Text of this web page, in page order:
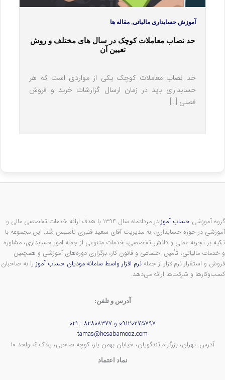
آموزش حسابداری مالیاتی,مقاله ها
حد نصاب معاملات کوچک در سال های مختلف و روش
تعیین آن
حد نصاب معاملات کوچک یکی از مواردی است که هر
حسابداری باید در زمان ارسال گزارشات خرید و فروش
فصلی […]
گروه آموزشی حساب آموز
در مردادماه سال ۱۳۹۴ با هدف ارائه خدمات تخصصی مالی و
آموزشی در حوزه حسابداری، به مدیریت آقای سعید قنبری تأسیس شد. این مجموعه با
تکیه بر تجربه عملی و دانش تخصصی، خدمات متنوعی از جمله امور حسابداری، مشاوره
و خدمات مالیاتی، تأمین اجتماعی و قانون کار، برگزاری دوره‌های آموزشی و همچنین
فروش و استقرار نرم‌افزار از جمله نرم افزار واسط سامانه مودیان حساب آموز را به صاحبان
کسب‌وکارها و شرکت‌ها ارائه می‌دهد.
آدرس و تلفن:
۰۹۱۲۰۲۷۵۷۹۷ و ۸۲۸۰۸۳۷۷ - ۰۲۱
tamas@hesabamooz.com
آدرس: تهران، بزرگراه تندگویان، خیابان بهمن یار، کوچه صاحبی، پلاک ۶، واحد ۱۰
نماد اعتماد